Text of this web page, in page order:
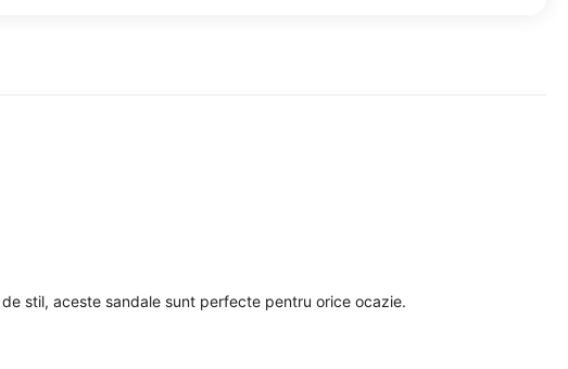
stil, aceste sandale sunt perfecte pentru orice ocazie.